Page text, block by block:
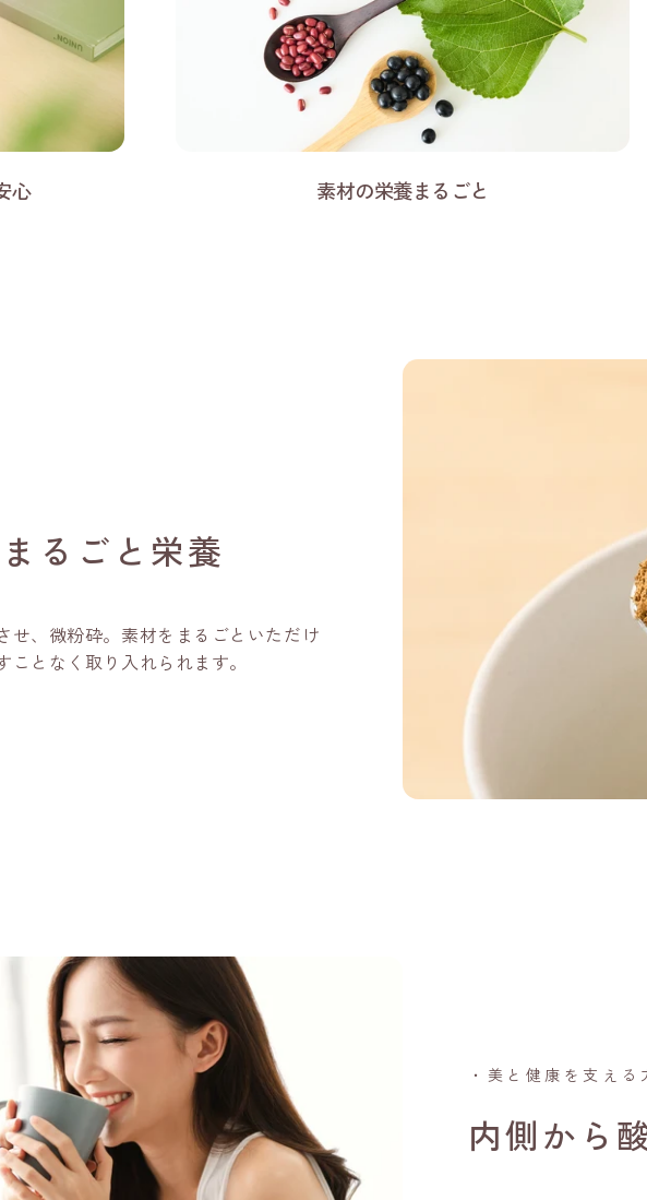
心 素材の栄養まるごと
るごと栄養
せ、微粉砕。素材をまるごといただけ
となく取り入れられます。
・美と健康を支える
内側から